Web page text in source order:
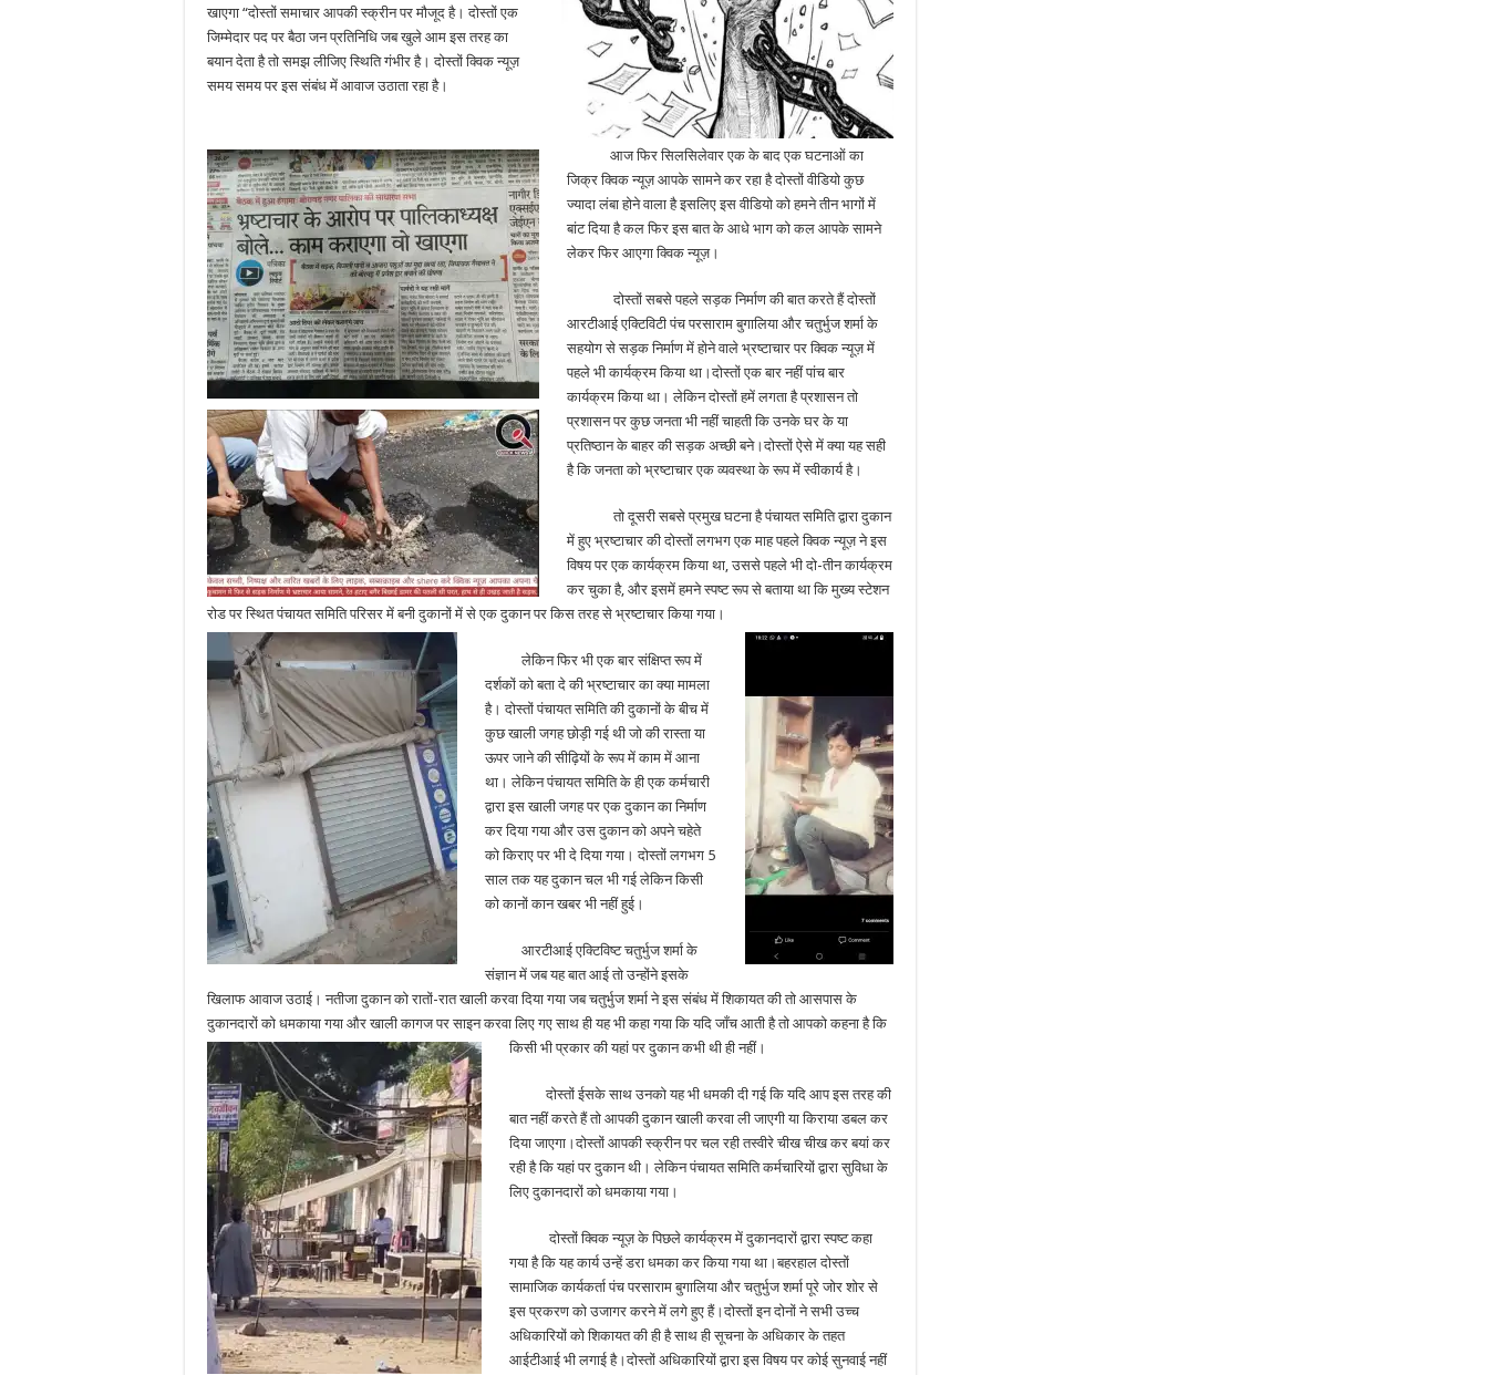
खाएगा “दोस्तों समाचार आपकी स्क्रीन पर मौजूद है। दोस्तों एक
जिम्मेदार पद पर बैठा जन प्रतिनिधि जब खुले आम इस तरह का
बयान देता है तो समझ लीजिए स्थिति गंभीर है। दोस्तों क्विक न्यूज़
समय समय पर इस संबंध में आवाज उठाता रहा है।
आज फिर सिलसिलेवार एक के बाद एक घटनाओं का
जिक्र क्विक न्यूज़ आपके सामने कर रहा है दोस्तों वीडियो कुछ
ज्यादा लंबा होने वाला है इसलिए इस वीडियो को हमने तीन भागों में
बांट दिया है कल फिर इस बात के आधे भाग को कल आपके सामने
लेकर फिर आएगा क्विक न्यूज़।
दोस्तों सबसे पहले सड़क निर्माण की बात करते हैं दोस्तों
आरटीआई एक्टिविटी पंच परसाराम बुगालिया और चतुर्भुज शर्मा के
सहयोग से सड़क निर्माण में होने वाले भ्रष्टाचार पर क्विक न्यूज़ में
पहले भी कार्यक्रम किया था।दोस्तों एक बार नहीं पांच बार
कार्यक्रम किया था। लेकिन दोस्तों हमें लगता है प्रशासन तो
प्रशासन पर कुछ जनता भी नहीं चाहती कि उनके घर के या
प्रतिष्ठान के बाहर की सड़क अच्छी बने।दोस्तों ऐसे में क्या यह सही
है कि जनता को भ्रष्टाचार एक व्यवस्था के रूप में स्वीकार्य है।
तो दूसरी सबसे प्रमुख घटना है पंचायत समिति द्वारा दुकान
में हुए भ्रष्टाचार की दोस्तों लगभग एक माह पहले क्विक न्यूज़ ने इस
विषय पर एक कार्यक्रम किया था, उससे पहले भी दो-तीन कार्यक्रम
कर चुका है, और इसमें हमने स्पष्ट रूप से बताया था कि मुख्य स्टेशन
रोड पर स्थित पंचायत समिति परिसर में बनी दुकानों में से एक दुकान पर किस तरह से भ्रष्टाचार किया गया।
लेकिन फिर भी एक बार संक्षिप्त रूप में
दर्शकों को बता दे की भ्रष्टाचार का क्या मामला
है। दोस्तों पंचायत समिति की दुकानों के बीच में
कुछ खाली जगह छोड़ी गई थी जो की रास्ता या
ऊपर जाने की सीढ़ियों के रूप में काम में आना
था। लेकिन पंचायत समिति के ही एक कर्मचारी
द्वारा इस खाली जगह पर एक दुकान का निर्माण
कर दिया गया और उस दुकान को अपने चहेते
को किराए पर भी दे दिया गया। दोस्तों लगभग 5
साल तक यह दुकान चल भी गई लेकिन किसी
को कानों कान खबर भी नहीं हुई।
आरटीआई एक्टिविष्ट चतुर्भुज शर्मा के
संज्ञान में जब यह बात आई तो उन्होंने इसके
खिलाफ आवाज उठाई। नतीजा दुकान को रातों-रात खाली करवा दिया गया जब चतुर्भुज शर्मा ने इस संबंध में शिकायत की तो आसपास के
दुकानदारों को धमकाया गया और खाली कागज पर साइन करवा लिए गए साथ ही यह भी कहा गया कि यदि जाँच आती है तो आपको कहना है कि
किसी भी प्रकार की यहां पर दुकान कभी थी ही नहीं।
दोस्तों ईसके साथ उनको यह भी धमकी दी गई कि यदि आप इस तरह की
बात नहीं करते हैं तो आपकी दुकान खाली करवा ली जाएगी या किराया डबल कर
दिया जाएगा।दोस्तों आपकी स्क्रीन पर चल रही तस्वीरे चीख चीख कर बयां कर
रही है कि यहां पर दुकान थी। लेकिन पंचायत समिति कर्मचारियों द्वारा सुविधा के
लिए दुकानदारों को धमकाया गया।
दोस्तों क्विक न्यूज़ के पिछले कार्यक्रम में दुकानदारों द्वारा स्पष्ट कहा
गया है कि यह कार्य उन्हें डरा धमका कर किया गया था।बहरहाल दोस्तों
सामाजिक कार्यकर्ता पंच परसाराम बुगालिया और चतुर्भुज शर्मा पूरे जोर शोर से
इस प्रकरण को उजागर करने में लगे हुए हैं।दोस्तों इन दोनों ने सभी उच्च
अधिकारियों को शिकायत की ही है साथ ही सूचना के अधिकार के तहत
आईटीआई भी लगाई है।दोस्तों अधिकारियों द्वारा इस विषय पर कोई सुनवाई नहीं